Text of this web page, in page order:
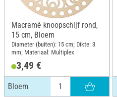
Macramé knoopschijf rond,
15 cm, Bloem
Diameter (buiten): 15 cm; Dikte: 3
mm; Materiaal: Multiplex
3,49 €
Bloem